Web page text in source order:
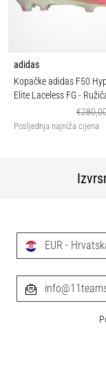
adidas
Kopačke adidas F50
Elite Laceless FG-
Posljednja najniža cijena
EUR -